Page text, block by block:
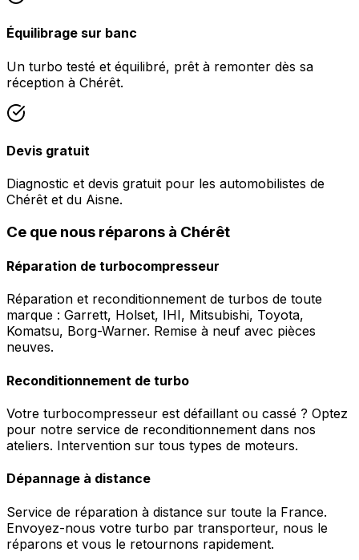
Équilibrage sur banc
Un turbo testé et équilibré, prêt à remonter dès sa
réception à Chérêt.
Devis gratuit
Diagnostic et devis gratuit pour les automobilistes de
Chérêt et du Aisne.
Ce que nous réparons à Chérêt
Réparation de turbocompresseur
Réparation et reconditionnement de turbos de toute
marque : Garrett, Holset, IHI, Mitsubishi, Toyota,
Komatsu, Borg-Warner. Remise à neuf avec pièces
neuves.
Reconditionnement de turbo
Votre turbocompresseur est défaillant ou cassé ? Optez
pour notre service de reconditionnement dans nos
ateliers. Intervention sur tous types de moteurs.
Dépannage à distance
Service de réparation à distance sur toute la France.
Envoyez-nous votre turbo par transporteur, nous le
réparons et vous le retournons rapidement.